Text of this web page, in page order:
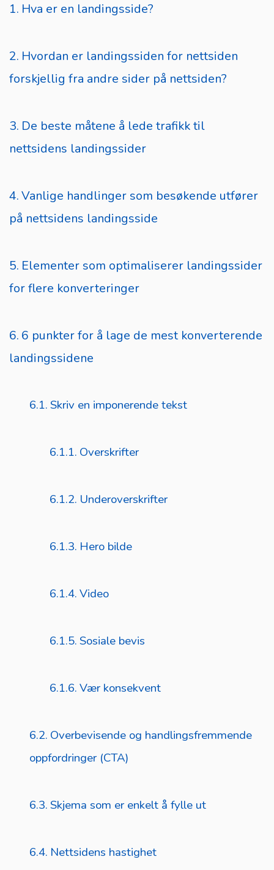
Hva er en landingsside?
Hvordan er landingssiden for nettsiden
forskjellig fra andre sider på nettsiden?
De beste måtene å lede trafikk til
nettsidens landingssider
Vanlige handlinger som besøkende utfører
på nettsidens landingsside
Elementer som optimaliserer landingssider
for flere konverteringer
6 punkter for å lage de mest konverterende
landingssidene
Skriv en imponerende tekst
Overskrifter
Underoverskrifter
Hero bilde
Video
Sosiale bevis
Vær konsekvent
Overbevisende og handlingsfremmende
oppfordringer (CTA)
Skjema som er enkelt å fylle ut
Nettsidens hastighet